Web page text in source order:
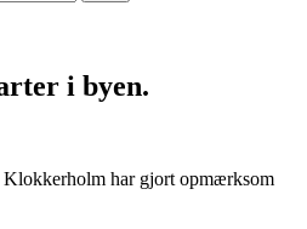
i byen.
har gjort opmærksom